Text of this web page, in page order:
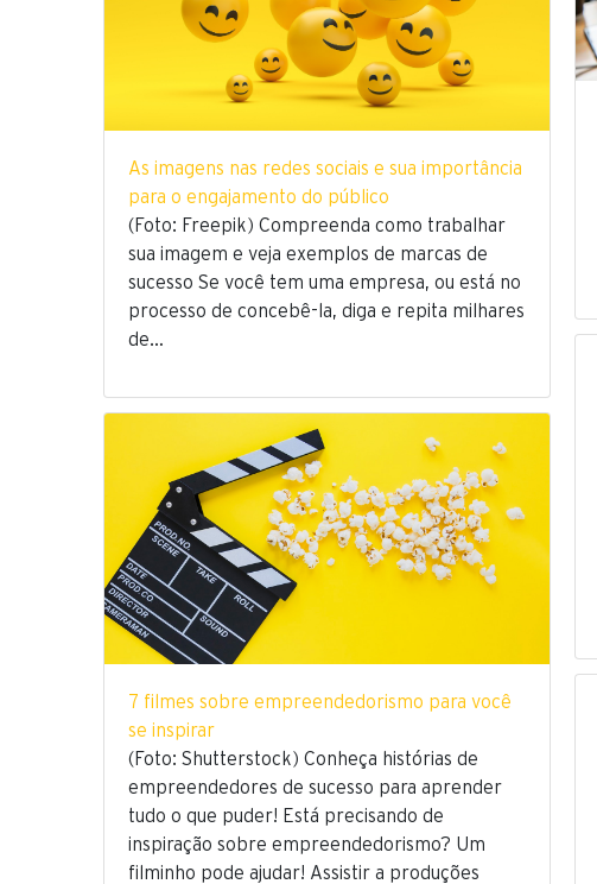
As imagens nas redes sociais e sua importância
para o engajamento do público
(Foto: Freepik) Compreenda como trabalhar
sua imagem e veja exemplos de marcas de
sucesso Se você tem uma empresa, ou está no
processo de concebê-la, diga e repita milhares
de…
7 filmes sobre empreendedorismo para você
se inspirar
(Foto: Shutterstock) Conheça histórias de
empreendedores de sucesso para aprender
tudo o que puder! Está precisando de
inspiração sobre empreendedorismo? Um
filminho pode ajudar! Assistir a produções